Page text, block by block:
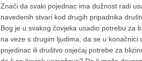
Znači da svaki pojednac ima dužnost radi
navedenih stvari kod drugih pripadnika
Bog je u svakog čovjeka usadio potrebu za
na veze s drugim ljudima, da se u
pojedinac ili društvo osjećaj potrebe za